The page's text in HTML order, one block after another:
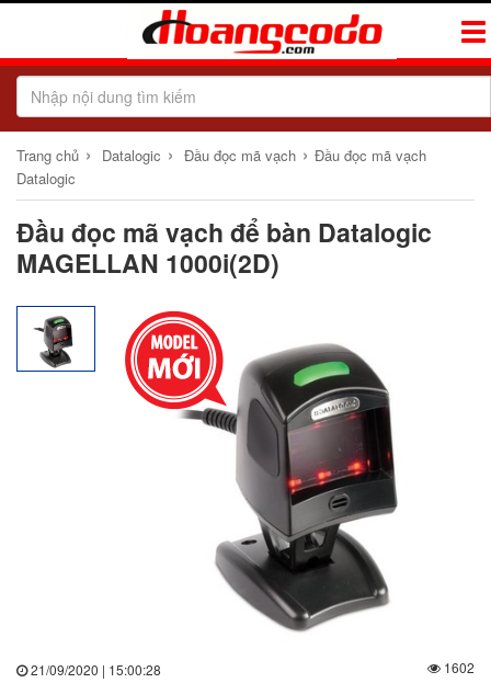
Trang chủ › Datalogic › Đầu đọc mã vạch › Đầu đọc mã vạch
Datalogic
Đầu đọc mã vạch để bàn Datalogic
MAGELLAN 1000i(2D)
21/09/2020 | 15:00:28 1602